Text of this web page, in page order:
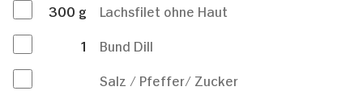
300 g
Lachsfilet ohne Haut
1
Bund Dill
Salz / Pfeffer/ Zucker